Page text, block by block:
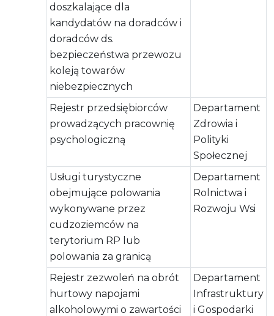
doszkalające dla
kandydatów na doradców i
doradców ds.
bezpieczeństwa przewozu
koleją towarów
niebezpiecznych
Rejestr przedsiębiorców
prowadzących pracownię
psychologiczną
Departament
Zdrowia i
Polityki
Społecznej
Usługi turystyczne
obejmujące polowania
wykonywane przez
cudzoziemców na
terytorium RP lub
polowania za granicą
Departament
Rolnictwa i
Rozwoju Wsi
Rejestr zezwoleń na obrót
hurtowy napojami
alkoholowymi o zawartości
Departament
Infrastruktury
i Gospodarki